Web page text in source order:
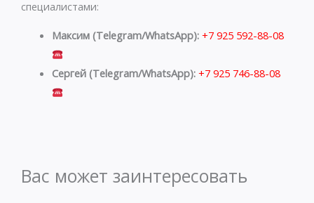
специалистами:
Максим (Telegram/WhatsApp): +7 925 592-88-08
Сергей (Telegram/WhatsApp): +7 925 746-88-08
Вас может заинтересовать